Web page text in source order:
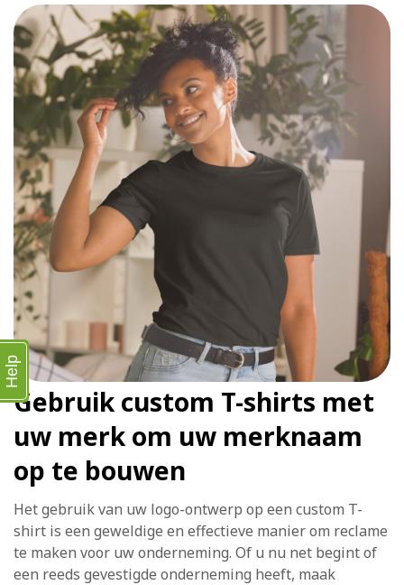
Gebruik custom T-shirts met
uw merk om uw merknaam
op te bouwen
Het gebruik van uw logo-ontwerp op een custom T-
shirt is een geweldige en effectieve manier om reclame
te maken voor uw onderneming. Of u nu net begint of
een reeds gevestigde onderneming heeft, maak
Help